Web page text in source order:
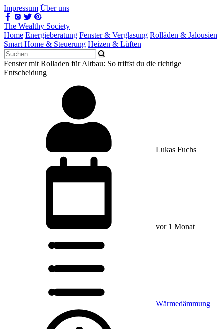
Impressum Über uns
The Wealthy Society
Home Energieberatung Fenster & Verglasung Rolläden & Jalousien
Smart Home & Steuerung Heizen & Lüften
Fenster mit Rolladen für Altbau: So triffst du die richtige
Entscheidung
Lukas Fuchs
vor 1 Monat
Wärmedämmung